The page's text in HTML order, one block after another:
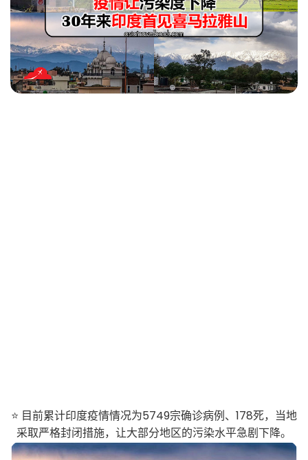
⭐ 目前累计印度疫情情况为5749宗确诊病例、178死，当地
采取严格封闭措施，让大部分地区的污染水平急剧下降。